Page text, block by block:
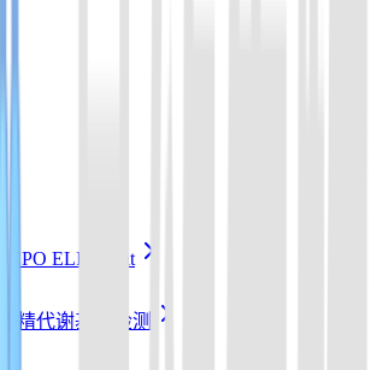
EPO ELISA Kit
酒精代谢基因检测